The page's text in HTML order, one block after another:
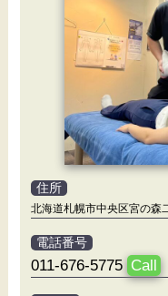
住所
北海道札幌市中央区宮の森
電話番号
011-676-5775 Call